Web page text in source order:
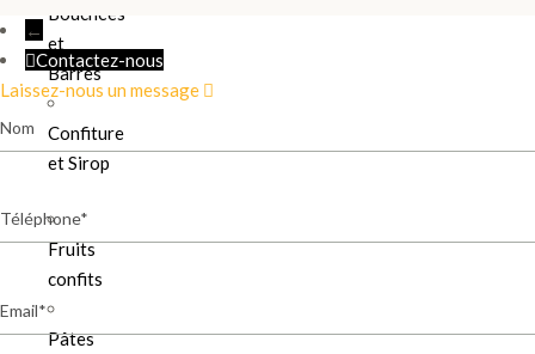
Bouchées
et
Barres
Confiture
et Sirop
Fruits
confits
Pâtes
←
Contactez-nous
Laissez-nous un message
Nom
Téléphone
Email